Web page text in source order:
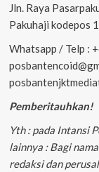
Jln. Raya
Pakuhaji kodepos
Whatsapp / Telp :
Pemberitauhkan!
Yth : pada Intansi
lainnya : Bagi
redaksi dan